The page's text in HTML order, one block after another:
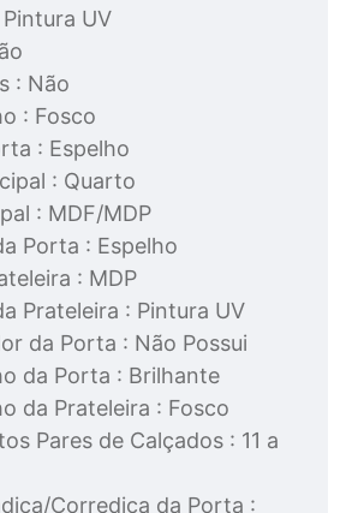
UV
: Não
: Fosco
: Espelho
: Quarto
: MDF/MDP
Porta : Espelho
: MDP
Prateleira : Pintura UV
da Porta : Não Possui
da Porta : Brilhante
da Prateleira : Fosco
Pares de Calçados : 11 a
Corrediça da Porta :